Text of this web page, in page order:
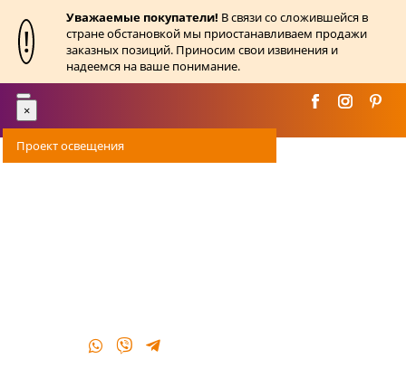
!
Уважаемые покупатели! В связи со сложившейся в
стране обстановкой мы приостанавливаем продажи
заказных позиций. Приносим свои извинения и
надеемся на ваше понимание.
Toggle
navigation
×
Проект освещения